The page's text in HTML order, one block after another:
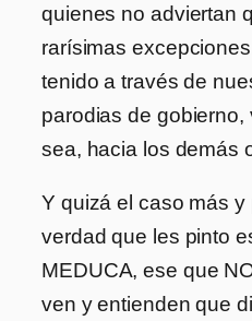
quienes no adviertan
rarísimas
tenido a través de
parodias de
sea, hacia los demás
Y quizá el caso más
verdad que les pinto
MEDUCA, ese que
ven y entienden que